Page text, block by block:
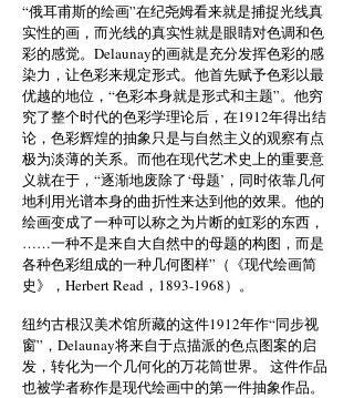
“俄耳甫斯的绘画”在纪尧姆看来就是捕捉光线真
实性的画，而光线的真实性就是眼睛对色调和色
彩的感觉。Delaunay的画就是充分发挥色彩的感
染力，让色彩来规定形式。他首先赋予色彩以最
优越的地位，“色彩本身就是形式和主题”。他穷
究了整个时代的色彩学理论后，在1912年得出结
论，色彩辉煌的抽象只是与自然主义的观察有点
极为淡薄的关系。而他在现代艺术史上的重要意
义就在于，“逐渐地废除了‘母题’，同时依靠几何
地利用光谱本身的曲折性来达到他的效果。他的
绘画变成了一种可以称之为片断的虹彩的东西，
……一种不是来自大自然中的母题的构图，而是
各种色彩组成的一种几何图样”（《现代绘画简
史》，Herbert Read，1893-1968）。
纽约古根汉美术馆所藏的这件1912年作“同步视
窗”，Delaunay将来自于点描派的色点图案的启
发，转化为一个几何化的万花筒世界。 这件作品
也被学者称作是现代绘画中的第一件抽象作品。